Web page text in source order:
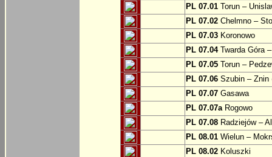
PL 07.01 Torun –
PL 07.02 Chelmno –
PL 07.03 Koronowo
PL 07.04Twarda Góra
PL 07.05 Torun –
PL 07.06 Szubin – Znin
PL 07.07 Gasawa
PL 07.07aRogowo
PL 07.08 Radziejów –
PL 08.01 Wielun –
PL 08.02 Koluszki